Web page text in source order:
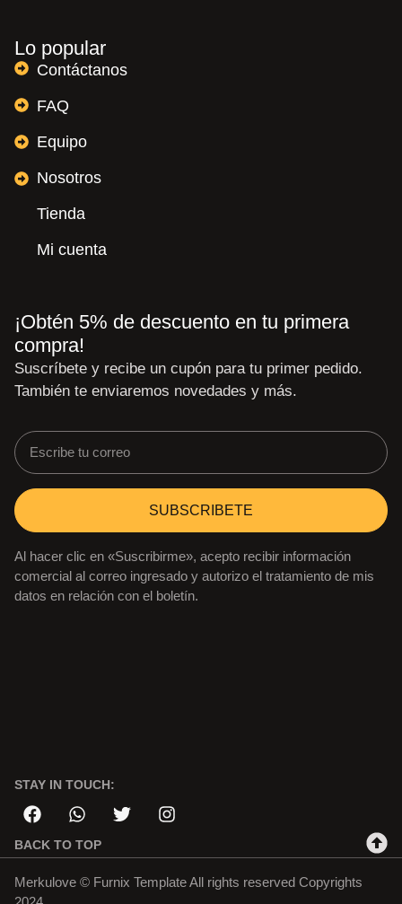
Lo popular
Contáctanos
FAQ
Equipo
Nosotros
Tienda
Mi cuenta
¡Obtén 5% de descuento en tu primera
compra!
Suscríbete y recibe un cupón para tu primer pedido.
También te enviaremos novedades y más.
SUBSCRIBETE
Al hacer clic en «Suscribirme», acepto recibir información
comercial al correo ingresado y autorizo el tratamiento de mis
datos en relación con el boletín.
STAY IN TOUCH:
BACK TO TOP
Merkulove © Furnix Template All rights reserved Copyrights